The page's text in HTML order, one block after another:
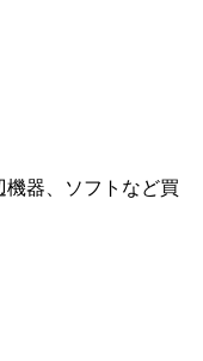
機器、ソフトなど買